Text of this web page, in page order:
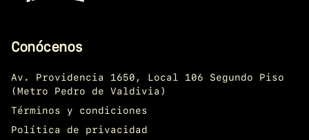
Conócenos
Av. Providencia 1650, Local 106 Segundo Piso
(Metro Pedro de Valdivia)
Términos y condiciones
Política de privacidad